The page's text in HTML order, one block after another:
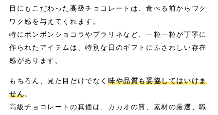
目にもこだわった高級チョコレートは、食べる前からワク
ワク感を与えてくれます。
特にボンボンショコラやプラリネなど、一粒一粒が丁寧に
作られたアイテムは、特別な日のギフトにふさわしい存在
感があります。
もちろん、見た目だけでなく 味や品質も妥協してはいけま
せん。
高級チョコレートの真価は、カカオの質、素材の厳選、職